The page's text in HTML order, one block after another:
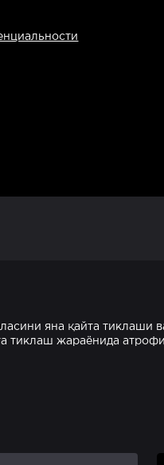
яна қайта тиклаши
тиклаш жараёнида